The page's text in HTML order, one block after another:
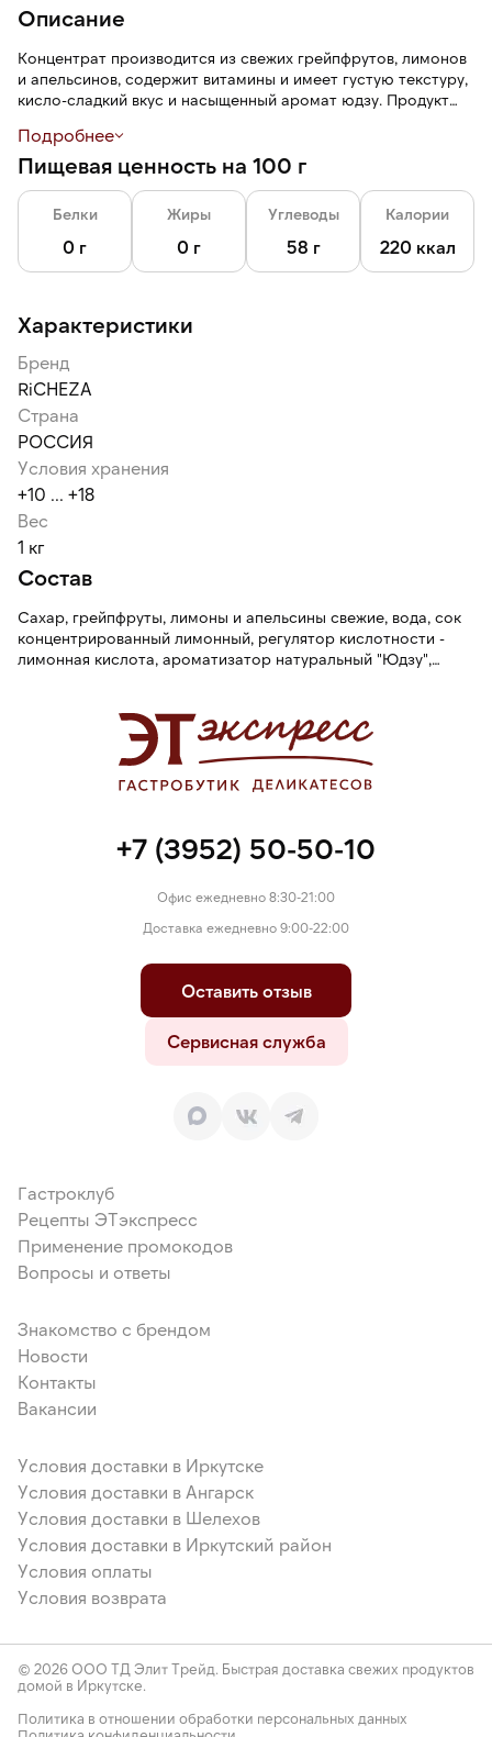
Описание
Концентрат производится из свежих грейпфрутов, лимонов
и апельсинов, содержит витамины и имеет густую текстуру,
кисло-сладкий вкус и насыщенный аромат юдзу. Продукт
напитков, выпечки, десертов.
Подробнее
Пищевая ценность на 100 г
Белки
0 г
Жиры
0 г
Углеводы
58 г
Калории
220 ккал
Характеристики
Бренд
RiCHEZA
Страна
РОССИЯ
Условия хранения
+10 ... +18
Вес
1 кг
Состав
Сахар, грейпфруты, лимоны и апельсины свежие, вода, сок
концентрированный лимонный, регулятор кислотности -
лимонная кислота, ароматизатор натуральный "Юдзу",
+7 (3952) 50-50-10
Офис ежедневно 8:30-21:00
Доставка ежедневно 9:00-22:00
Оставить отзыв
Сервисная служба
Гастроклуб
Рецепты ЭТэкспресс
Применение промокодов
Вопросы и ответы
Знакомство с брендом
Новости
Контакты
Вакансии
Условия доставки в Иркутске
Условия доставки в Ангарск
Условия доставки в Шелехов
Условия доставки в Иркутский район
Условия оплаты
Условия возврата
© 2026 ООО ТД Элит Трейд. Быстрая доставка свежих продуктов
домой в Иркутске.
Политика в отношении обработки персональных данных